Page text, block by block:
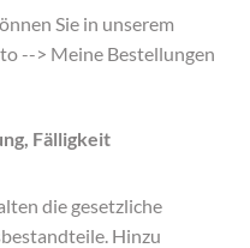
Sie in unserem
--> Meine Bestellungen
Fälligkeit
die gesetzliche
Hinzu